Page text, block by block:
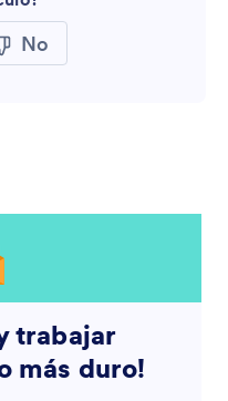
No
trabajar
más duro!